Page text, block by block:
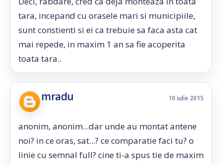
tara, incepand cu orasele mari si municipiile,
sunt constienti si ei ca trebuie sa faca asta cat
mai repede, in maxim 1 an sa fie acoperita
toata tara..
mradu 10 iulie 2015
anonim, anonim...dar unde au montat antene
noi? in ce oras, sat...? ce comparatie faci tu? o
linie cu semnal full? cine ti-a spus tie de maxim